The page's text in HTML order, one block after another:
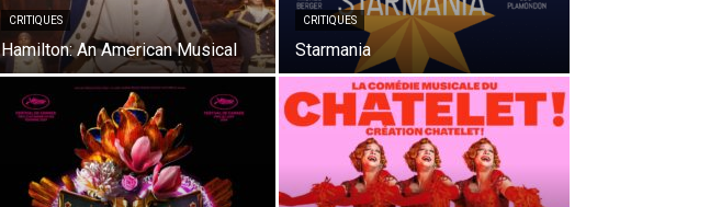
CRITIQUES
Hamilton: An American Musical
CRITIQUES
Starmania